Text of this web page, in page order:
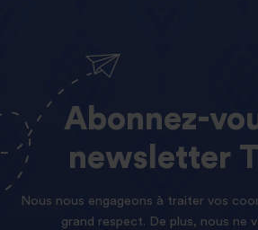
Abonnez-
newsletter
Nous nous engageons à traiter vos
grand respect. De plus, nous ne